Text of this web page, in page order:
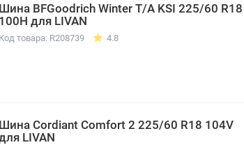
Шина BFGoodrich Winter T/A KSI 225/60 R18
100H для LIVAN
Код товара: R208739 4.8
Шина Cordiant Comfort 2 225/60 R18 104V
LIVAN